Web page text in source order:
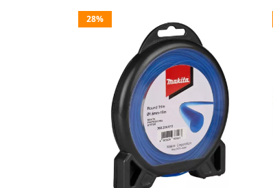
28%